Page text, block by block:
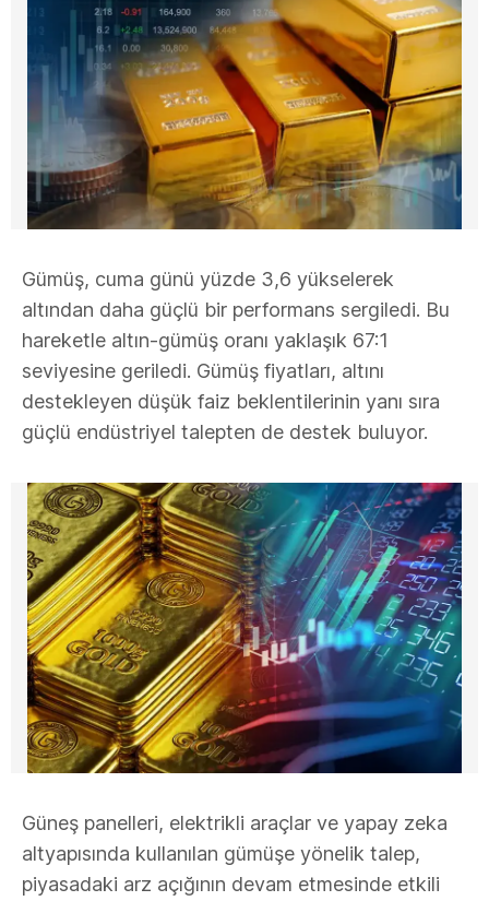
Gümüş, cuma günü yüzde 3,6 yükselerek
altından daha güçlü bir performans sergiledi. Bu
hareketle altın-gümüş oranı yaklaşık 67:1
seviyesine geriledi. Gümüş fiyatları, altını
destekleyen düşük faiz beklentilerinin yanı sıra
güçlü endüstriyel talepten de destek buluyor.
Güneş panelleri, elektrikli araçlar ve yapay zeka
altyapısında kullanılan gümüşe yönelik talep,
piyasadaki arz açığının devam etmesinde etkili